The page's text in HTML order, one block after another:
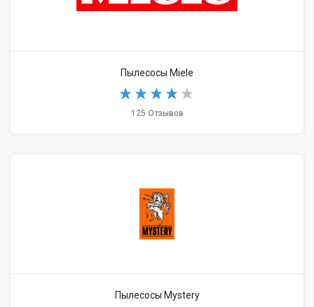
Пылесосы Miele
125 Отзывов
Пылесосы Mystery